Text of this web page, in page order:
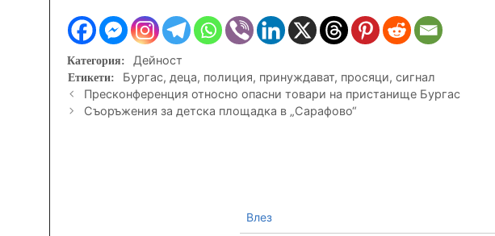
Категории
Дейност
Етикети
Бургас, деца, полиция, принуждават, просяци, сигнал
Пресконференция относно опасни товари на пристанище Бургас
Съоръжения за детска площадка в „Сарафово“
Влез